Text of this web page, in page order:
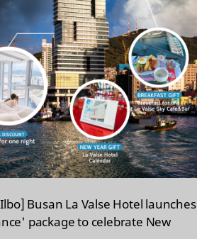
Busan La Valse Hotel launches
package to celebrate New